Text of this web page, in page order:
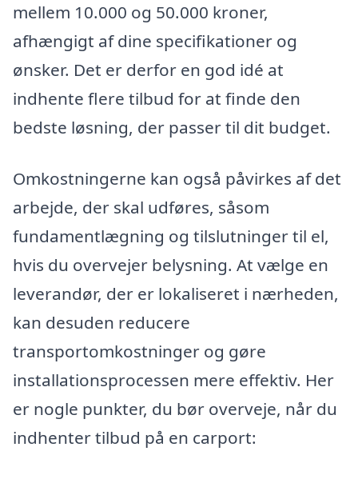
mellem 10.000 og 50.000 kroner,
afhængigt af dine specifikationer og
ønsker. Det er derfor en god idé at
indhente flere tilbud for at finde den
bedste løsning, der passer til dit budget.
Omkostningerne kan også påvirkes af det
arbejde, der skal udføres, såsom
fundamentlægning og tilslutninger til el,
hvis du overvejer belysning. At vælge en
leverandør, der er lokaliseret i nærheden,
kan desuden reducere
transportomkostninger og gøre
installationsprocessen mere effektiv. Her
er nogle punkter, du bør overveje, når du
indhenter tilbud på en carport: